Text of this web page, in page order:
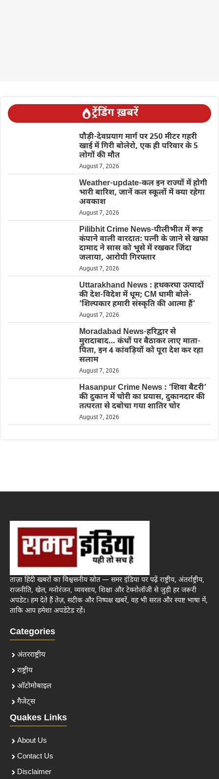
ट्रेंडिंग ख़बरें
पौड़ी-देवप्रयाग मार्ग पर 250 मीटर गहरी
खाई में गिरी बोलेरो, एक ही परिवार के 5
लोगों की मौत
August 7, 2026
Weather-update-कल इन राज्यों में होगी
भारी बारिश, जानें कल स्कूलों में क्या रहेगा
अवकाश
August 7, 2026
Pilibhit Crime News-पीलीभीत में रूह
कंपाने वाली वारदात: पत्नी के जाने से खफा
दामाद ने सास को भूसे में रखकर जिंदा
जलाया, आरोपी गिरफ्तार
August 7, 2026
Uttarakhand News : हथकरघा उत्पादों
की देश-विदेश में धूम; CM धामी बोले-
‘शिल्पकार हमारी संस्कृति की आत्मा हैं’
August 7, 2026
Moradabad News-हरिद्वार से
मुरादाबाद… कंधों पर बैठाकर लाए माता-
पिता, इन 4 कांवड़ियों को पूरा देश कर रहा
सलाम
August 7, 2026
Hasanpur Crime News : ‘शिवा बैटरी’
की दुकान में चोरी का प्रयास, दुकानदार की
तत्परता से दबोचा गया शातिर चोर
August 7, 2026
ताज़ा हिंदी खबरों का विश्वसनीय स्रोत — समर इंडिया पर पढ़ें राष्ट्रीय, अंतर्राष्ट्रीय,
राजनीति, खेल, मनोरंजन, व्यवसाय, शिक्षा और टेक्नोलॉजी से जुड़ी हर जरूरी
अपडेट। हम देते हैं तेज़, सटीक और निष्पक्ष खबरें, वह भी सरल और स्पष्ट भाषा में,
ताकि आप हमेशा अपडेटेड रहें।
Categories
अंतरराष्ट्रीय
राष्ट्रीय
ऑटोमोबाइल
गैजेट्स
Quakes Links
About Us
Contact Us
Disclaimer